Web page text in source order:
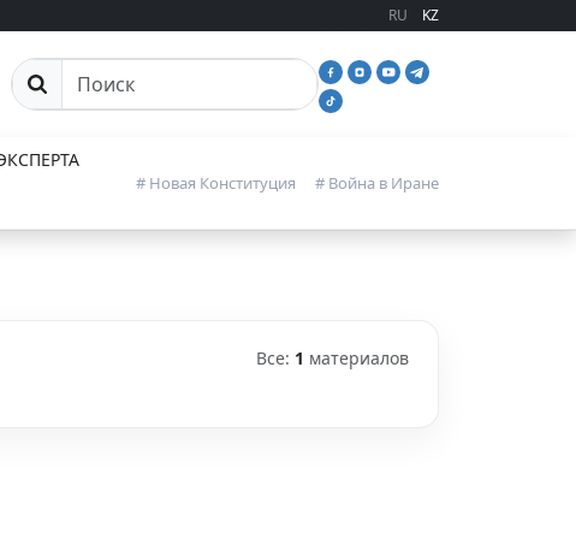
RU KZ
Поиск
# Новая Конституция # Война в Иране
Все: 1 материалов